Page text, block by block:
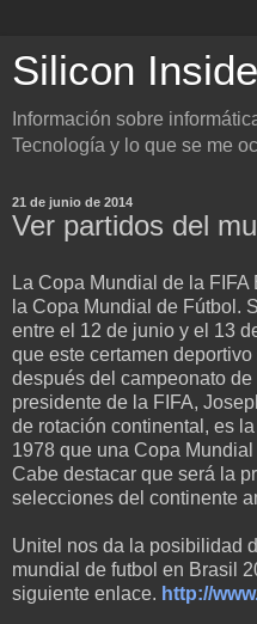
Silicon Inside
Información sobre
Tecnología y lo que se me
21 de junio de 2014
Ver partidos del
La Copa Mundial de la
la Copa Mundial de Fútbol.
entre el 12 de junio y el 13
que este certamen
después del campeonato de
presidente de la FIFA,
de rotación continental, es
1978 que una Copa
Cabe destacar que será la
selecciones del continente
Unitel nos da la posibilidad
mundial de futbol en Brasil
siguiente enlace. http://